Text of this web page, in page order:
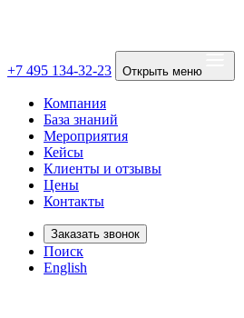
+7 495 134-32-23 Открыть меню
Компания
База знаний
Мероприятия
Кейсы
Клиенты и отзывы
Цены
Контакты
Заказать звонок
Поиск
English